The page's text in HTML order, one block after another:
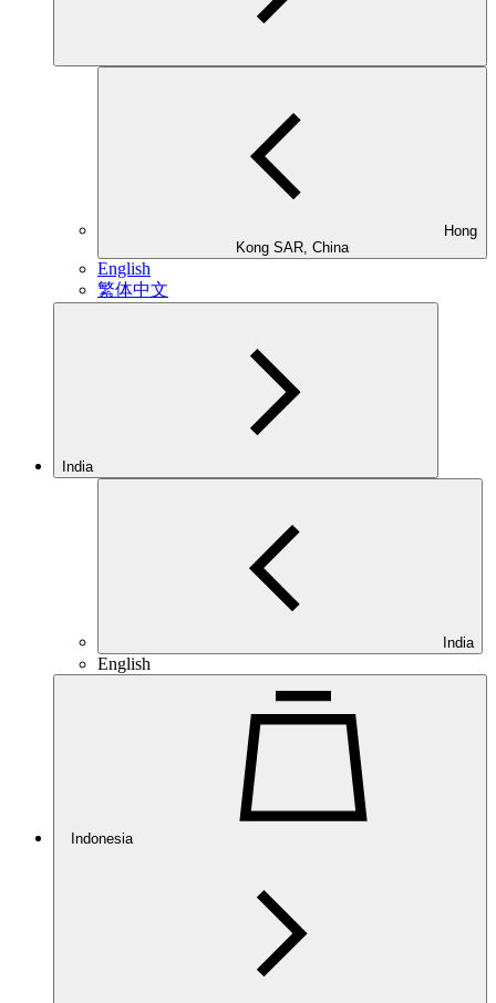
Kong SAR, China
English
繁体中文
India
India
English
Indonesia